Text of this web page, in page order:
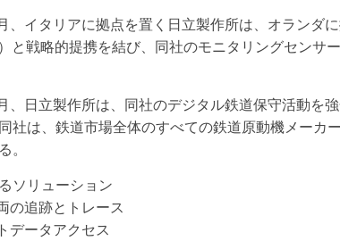
、イタリアに拠点を置く日立製作所は、オランダ
と戦略的提携を結び、同社のモニタリングセンサ
、日立製作所は、同社のデジタル鉄道保守活動を
社は、鉄道市場全体のすべての鉄道原動機メーカ
。
ソリューション
の追跡とトレース
データアクセス